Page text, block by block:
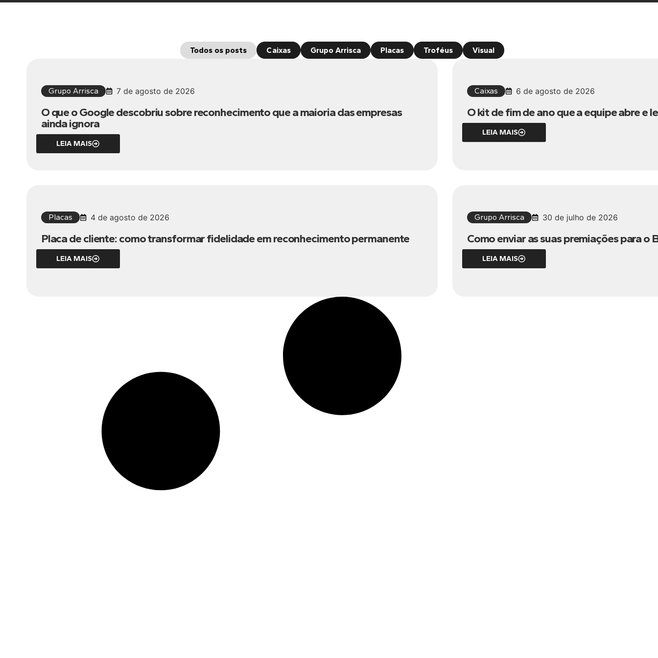
Caixas Grupo Arrisca Placas Troféus Visual
Todos os posts
Grupo Arrisca 7 de agosto de 2026
O que o Google descobriu sobre reconhecimento que a maioria das empresas
ainda ignora
LEIA MAIS
Caixas 6 de agosto de 2026
O kit de fim de ano que a equipe abre e
LEIA MAIS
Placas 4 de agosto de 2026
Placa de cliente: como transformar fidelidade em reconhecimento permanente
LEIA MAIS
Grupo Arrisca 30 de julho de 2026
Como enviar as suas premiações para o
LEIA MAIS